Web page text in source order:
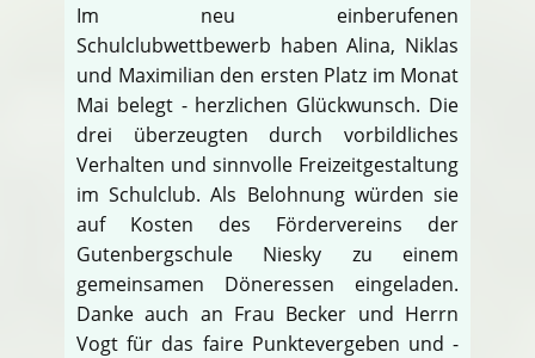
Im neu einberufenen
Schulclubwettbewerb haben Alina, Niklas
und Maximilian den ersten Platz im Monat
Mai belegt - herzlichen Glückwunsch. Die
drei überzeugten durch vorbildliches
Verhalten und sinnvolle Freizeitgestaltung
im Schulclub. Als Belohnung würden sie
auf Kosten des Fördervereins der
Gutenbergschule Niesky zu einem
gemeinsamen Döneressen eingeladen.
Danke auch an Frau Becker und Herrn
Vogt für das faire Punktevergeben und -